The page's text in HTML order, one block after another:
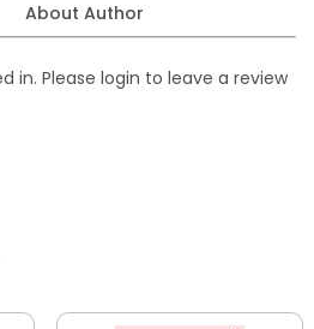
About Author
in. Please login to leave a review